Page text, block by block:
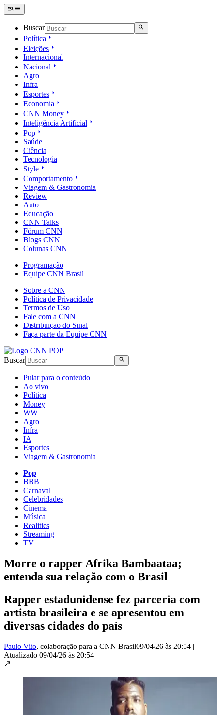
Buscar
Política
Eleições
Internacional
Nacional
Agro
Infra
Esportes
Economia
CNN Money
Inteligência Artificial
Pop
Saúde
Ciência
Tecnologia
Style
Comportamento
Viagem & Gastronomia
Review
Auto
Educação
CNN Talks
Fórum CNN
Blogs CNN
Colunas CNN
Programação
Equipe CNN Brasil
Sobre a CNN
Política de Privacidade
Termos de Uso
Fale com a CNN
Distribuição do Sinal
Faça parte da Equipe CNN
Buscar
Pular para o conteúdo
Ao vivo
Política
Money
WW
Agro
Infra
IA
Esportes
Viagem & Gastronomia
Pop
BBB
Carnaval
Celebridades
Cinema
Música
Realities
Streaming
TV
Morre o rapper Afrika Bambaataa;
entenda sua relação com o Brasil
Rapper estadunidense fez parceria com
artista brasileira e se apresentou em
diversas cidades do país
Paulo Vito, colaboração para a CNN Brasil09/04/26 às 20:54 |
Atualizado 09/04/26 às 20:54